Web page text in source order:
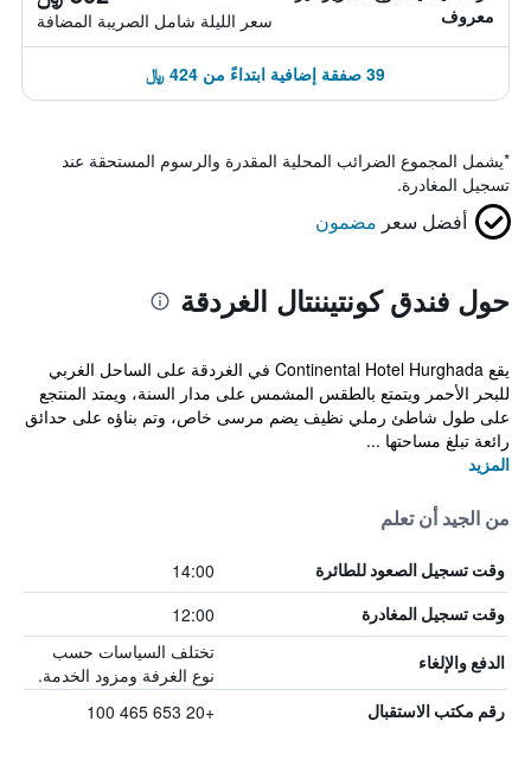
معروف
سعر الليلة شامل الصريبة المضافة
39 صفقة إضافية ابتداءً من 424 ﷼
*يشمل المجموع الضرائب المحلية المقدرة والرسوم المستحقة عند
تسجيل المغادرة.
أفضل سعر مضمون
حول فندق كونتيننتال الغردقة
يقع Continental Hotel Hurghada في الغردقة على الساحل الغربي
للبحر الأحمر ويتمتع بالطقس المشمس على مدار السنة، ويمتد المنتجع
على طول شاطئ رملي نظيف يضم مرسى خاص، وتم بناؤه على حدائق
رائعة تبلغ مساحتها ...
المزيد
من الجيد أن تعلم
وقت تسجيل الصعود للطائرة 14:00
وقت تسجيل المغادرة 12:00
الدفع والإلغاء
تختلف السياسات حسب
نوع الغرفة ومزود الخدمة.
رقم مكتب الاستقبال +20 653 465 100